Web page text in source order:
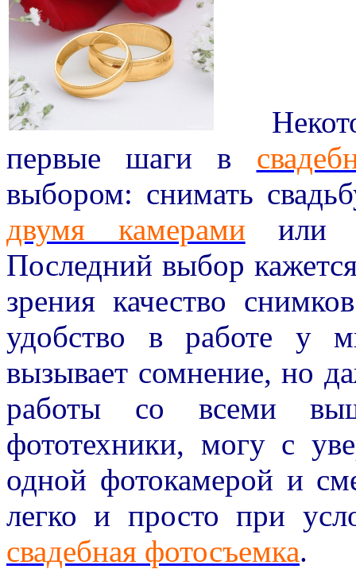
первые шаги в
выбором: снимать
двумя камерами
Последний выбор
зрения качество
удобство в работе у
вызывает сомнение, но
работы со всеми
фототехники, могу с
одной фотокамерой и
легко и просто при
свадебная фотосъемка.